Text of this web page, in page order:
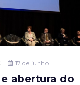
17 de junho
abertura do